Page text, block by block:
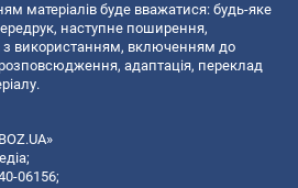
матеріалів буде вважатися: будь-яке
наступне поширення,
з використанням, включенням до
адаптація, переклад
06156;